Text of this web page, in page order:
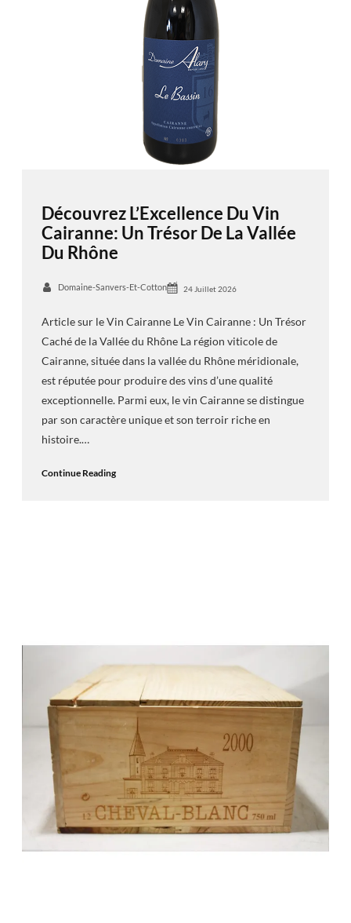
Découvrez L’Excellence Du Vin
Cairanne: Un Trésor De La Vallée
Du Rhône
Domaine-Sanvers-Et-Cotton 24 Juillet 2026
Article sur le Vin Cairanne Le Vin Cairanne : Un Trésor
Caché de la Vallée du Rhône La région viticole de
Cairanne, située dans la vallée du Rhône méridionale,
est réputée pour produire des vins d’une qualité
exceptionnelle. Parmi eux, le vin Cairanne se distingue
par son caractère unique et son terroir riche en
histoire.…
Continue Reading